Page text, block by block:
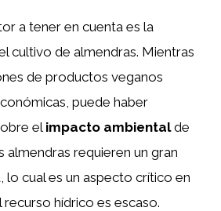
a tener en cuenta es la
cultivo de almendras. Mientras
de productos veganos
puede haber
el impacto ambientalde
almendras requieren un gran
lo cual es un aspecto crítico en
hídrico es escaso.